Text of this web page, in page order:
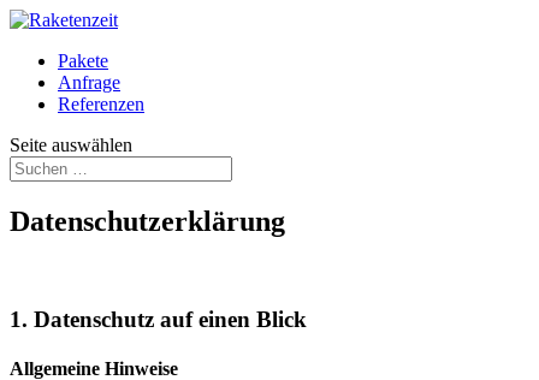
Pakete
Anfrage
Referenzen
Seite auswählen
Datenschutzerklärung
1. Datenschutz auf einen Blick
Allgemeine Hinweise